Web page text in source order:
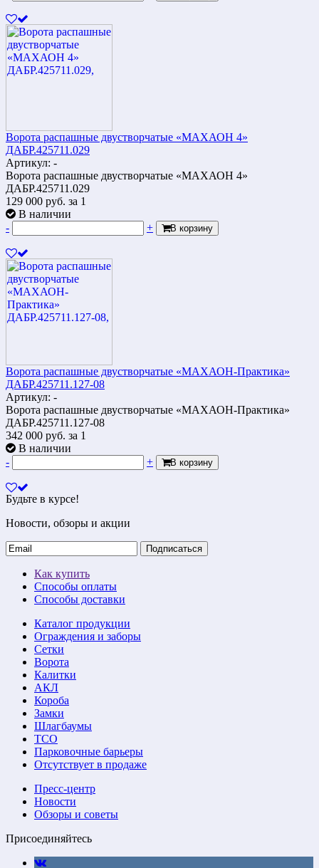
Ворота распашные двустворчатые «МАХАОН 4»
ДАБР.425711.029
Артикул: -
Ворота распашные двустворчатые «МАХАОН 4»
ДАБР.425711.029
129 000 руб. за 1
В наличии
-
+ В корзину
Ворота распашные двустворчатые «МАХАОН-Практика»
ДАБР.425711.127-08
Артикул: -
Ворота распашные двустворчатые «МАХАОН-Практика»
ДАБР.425711.127-08
342 000 руб. за 1
В наличии
-
+ В корзину
Будьте в курсе!
Новости, обзоры и акции
Подписаться
Как купить
Способы оплаты
Способы доставки
Каталог продукции
Ограждения и заборы
Сетки
Ворота
Калитки
АКЛ
Короба
Замки
Шлагбаумы
ТСО
Парковочные барьеры
Отсутствует в продаже
Пресс-центр
Новости
Обзоры и советы
Присоединяйтесь